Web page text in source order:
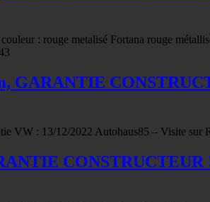
: rouge metalisé Fortana rouge
GARANTIE
VW : 13/12/2022 Autohaus85 – Visite sur
CONSTRUCTEUR